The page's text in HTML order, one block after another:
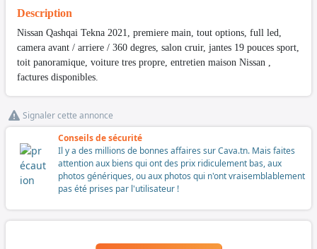
Description
Nissan Qashqai Tekna 2021, premiere main, tout options, full led,
camera avant / arriere / 360 degres, salon cruir, jantes 19 pouces sport,
toit panoramique, voiture tres propre, entretien maison Nissan ,
factures disponibles.
Signaler cette annonce
Conseils de sécurité
Il y a des millions de bonnes affaires sur Cava.tn. Mais faites
attention aux biens qui ont des prix ridiculement bas, aux
photos génériques, ou aux photos qui n'ont vraisemblablement
pas été prises par l'utilisateur !